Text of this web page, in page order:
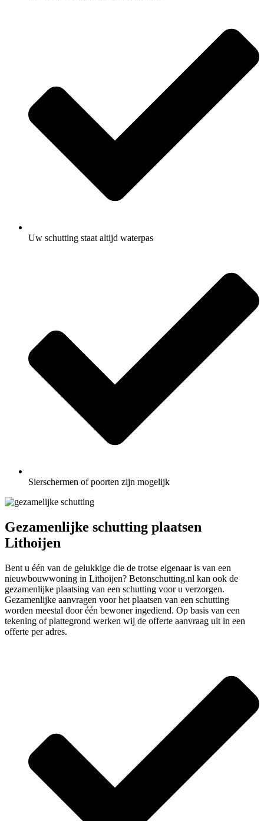
Uw schutting staat altijd waterpas
Sierschermen of poorten zijn mogelijk
Gezamenlijke schutting plaatsen
Lithoijen
Bent u één van de gelukkige die de trotse eigenaar is van een
nieuwbouwwoning in Lithoijen? Betonschutting.nl kan ook de
gezamenlijke plaatsing van een schutting voor u verzorgen.
Gezamenlijke aanvragen voor het plaatsen van een schutting
worden meestal door één bewoner ingediend. Op basis van een
tekening of plattegrond werken wij de offerte aanvraag uit in een
offerte per adres.